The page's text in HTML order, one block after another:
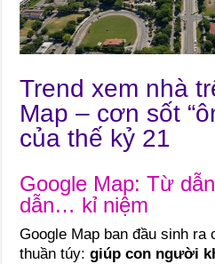
Trend xem nhà
Map – cơn sốt
của thế kỷ 21
Google Map: Từ
dẫn… kỉ niệm
Google Map ban đầu sinh
thuần túy:giúp con người